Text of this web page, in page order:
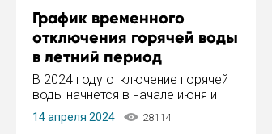
Пахомов.
График временного
отключения горячей воды
в летний период
В 2024 году отключение горячей
воды начнется в начале июня и
завершится в конце августа.
Период отключения составит не
14 апреля 2024 28114